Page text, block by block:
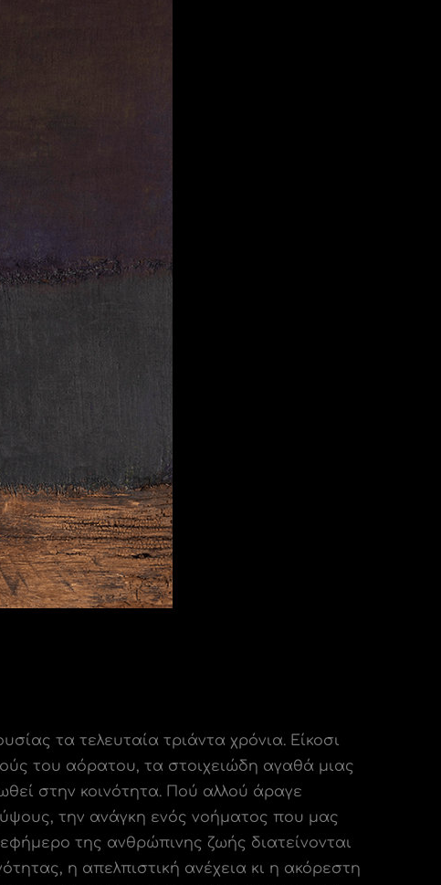
τα τελευταία τριάντα χρόνια. Είκοσι
του αόρατου, τα στοιχειώδη αγαθά μιας
στην κοινότητα. Πού αλλού άραγε
την ανάγκη ενός νοήματος που μας
της ανθρώπινης ζωής διατείνονται
η απελπιστική ανέχεια κι η ακόρεστη